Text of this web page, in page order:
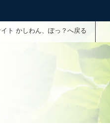
ト かしわん、ぽっ？へ戻る